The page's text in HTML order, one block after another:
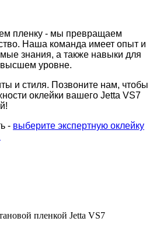
пленку - мы превращаем
Наша команда имеет опыт и
знания, а также навыки для
уровне.
и стиля. Позвоните нам, чтобы
оклейки вашего Jetta VS7
- выберите экспертную оклейку